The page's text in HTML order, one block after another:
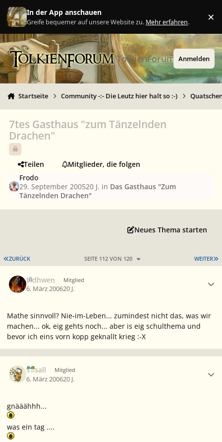
Zu Inhalt springen
In der App anschauen
Greife bequemer auf unsere Website zu. Mehr erfahren. ×
TolkienForum Anmelden
Startseite Community -:- Die Leutz hier halt so :-)
7tes Gasthaus "zum Tänzelnden
Drachen"
Teilen
Mitglieder, die folgen
Frodo
29. September 200520 J. in Das Gasthaus "Zum
Tänzelnden Drachen"
Neues Thema starten
ERSTE SEITE
ZURÜCK WEITER
SEITE 112 VON 120
Eldhwen Mitglied
6. März 200620 J.
Mathe sinnvoll? Nie-im-Leben... zumindest nicht das, was wir
machen... ok, eig gehts noch... aber is eig schulthema und
bevor ich eins vorn kopp geknallt krieg :-X
Vasall Mitglied
6. März 200620 J.
gnääähhh...
was ein tag ....